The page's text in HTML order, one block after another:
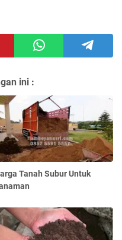
ini :
Tanah Subur Untuk